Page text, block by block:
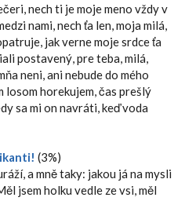
nech ti je moje meno vždy v
nami, nech ťa len, moja milá,
jak verne moje srdce ťa
postavený, pre teba, milá,
neni, ani nebude do mého
losom horekujem, čas prešlý
sa mi on navráti, keď voda
(3%)
a mně taky: jakou já na mysli
jsem holku vedle ze vsi, měl